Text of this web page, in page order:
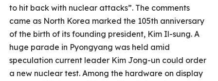
to hit back with nuclear attacks”. The comments
came as North Korea marked the 105th anniversary
of the birth of its founding president, Kim Il-sung. A
huge parade in Pyongyang was held amid
speculation current leader Kim Jong-un could order
a new nuclear test. Among the hardware on display